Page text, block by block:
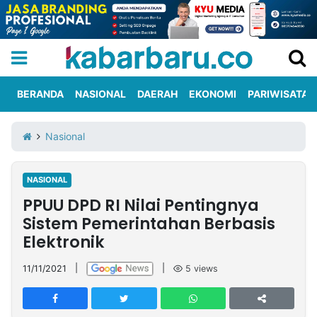
Iklan
Berita
Kami
Nasional
International
Olahraga
Entertainment
Daerah
Pariwisata
Kuliner
Kolom
Network
PT
TREETAN
BERANDA NASIONAL DAERAH EKONOMI PARIWISATA
Nasional
NASIONAL
PPUU DPD RI Nilai Pentingnya
Sistem Pemerintahan Berbasis
Elektronik
11/11/2021 5 views